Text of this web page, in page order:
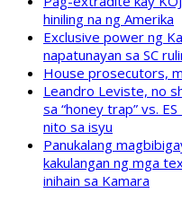
hiniling na ng Amerika
Exclusive power ng
napatunayan sa SC
House prosecutors,
Leandro Leviste, no
sa “honey trap” vs.
nito sa isyu
Panukalang
kakulangan ng mga
inihain sa Kamara